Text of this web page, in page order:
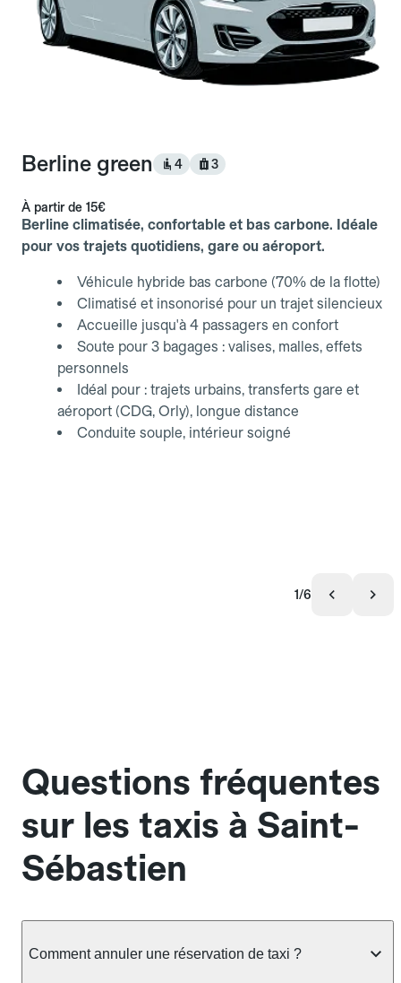
Berline green 4 3
À partir de 15€
Berline climatisée, confortable et bas carbone. Idéale
pour vos trajets quotidiens, gare ou aéroport.
Véhicule hybride bas carbone (70% de la flotte)
Climatisé et insonorisé pour un trajet silencieux
Accueille jusqu'à 4 passagers en confort
Soute pour 3 bagages : valises, malles, effets
personnels
Idéal pour : trajets urbains, transferts gare et
aéroport (CDG, Orly), longue distance
Conduite souple, intérieur soigné
1/6
Questions fréquentes
sur les taxis à Saint-
Sébastien
Comment annuler une réservation de taxi ?